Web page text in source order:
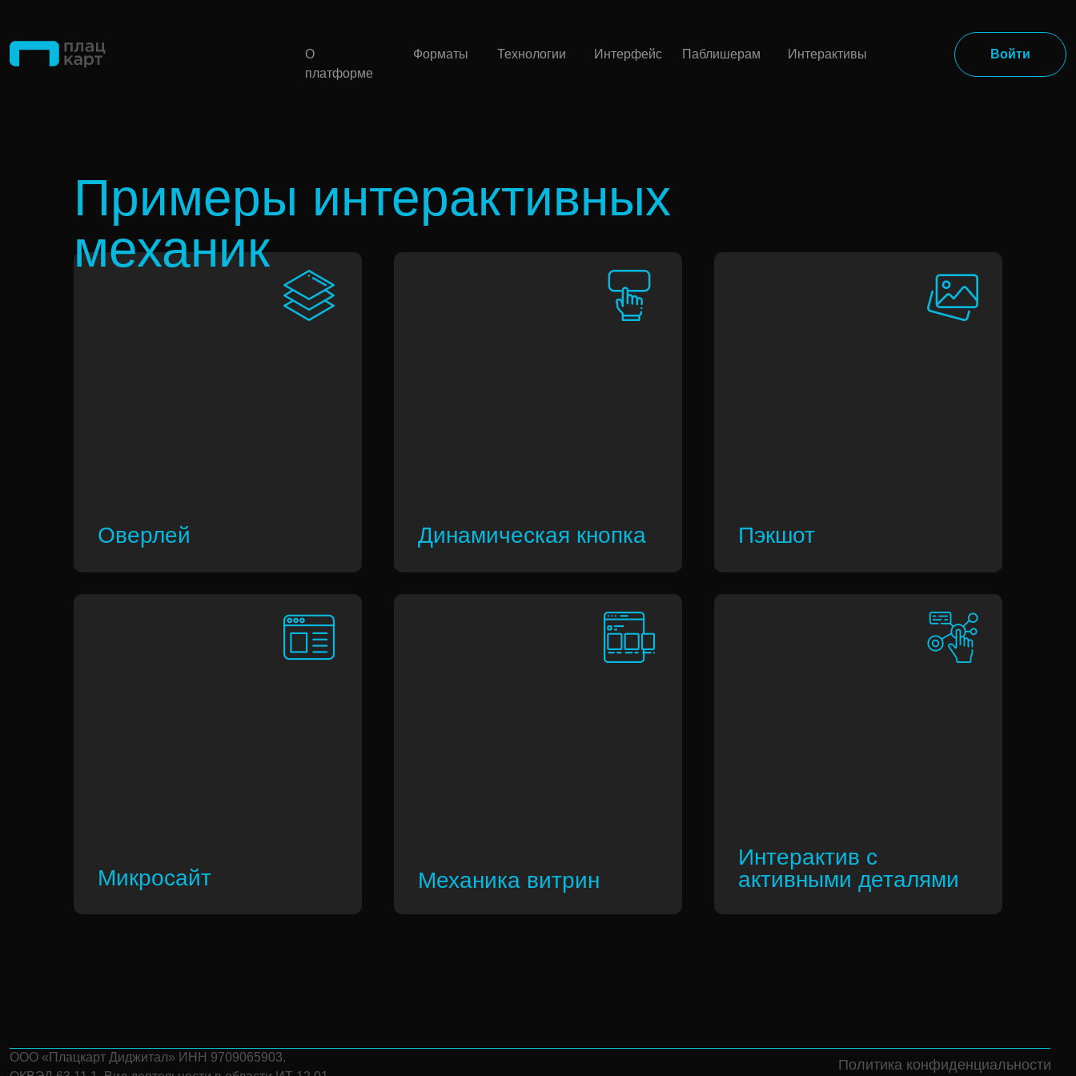
Войти
Паблишерам
О
платформе
Форматы Технологии Интерфейс Интерактивы
Примеры интерактивных
механик
Микросайт
Оверлей
Механика витрин
Динамическая кнопка
Интерактив с
активными деталями
Пэкшот
Политика конфиденциальности
ООО «Плацкарт Диджитал» ИНН 9709065903.